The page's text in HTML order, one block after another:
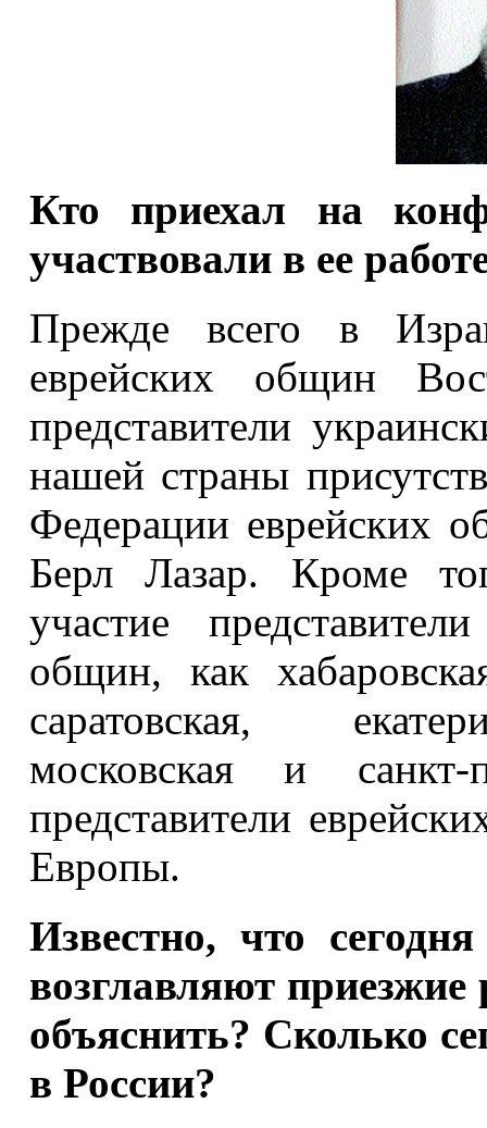
Кто приехал на
участвовали в ее
Прежде всего в
еврейских общин
представители
нашей страны
Федерации еврейских
Берл Лазар. Кроме
участие
общин, как
саратовская,
московская и санкт-
представители
Европы.
Известно, что
возглавляют
объяснить? Сколько
в России?